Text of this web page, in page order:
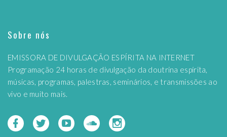
Sobre nós
EMISSORA DE DIVULGAÇÃO ESPÍRITA NA INTERNET
Programação 24 horas de divulgação da doutrina espírita,
músicas, programas, palestras, seminários, e transmissões ao
vivo e muito mais.